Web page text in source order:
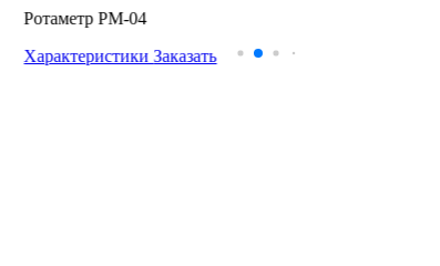
Ротаметр РМ-04
ХарактеристикиЗаказать